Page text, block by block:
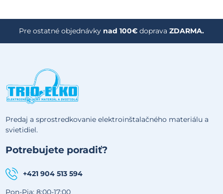
Pre ostatné objednávky nad 100€ doprava ZDARMA.
Predaj a sprostredkovanie elektroinštalačného materiálu a
svietidiel.
Potrebujete poradiť?
+421 904 513 594
Pon-Pia: 8:00-17:00